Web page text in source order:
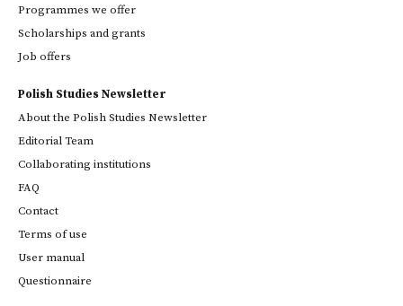
Programmes we offer
Scholarships and grants
Job offers
Polish Studies Newsletter
About the Polish Studies Newsletter
Editorial Team
Collaborating institutions
FAQ
Contact
Terms of use
User manual
Questionnaire